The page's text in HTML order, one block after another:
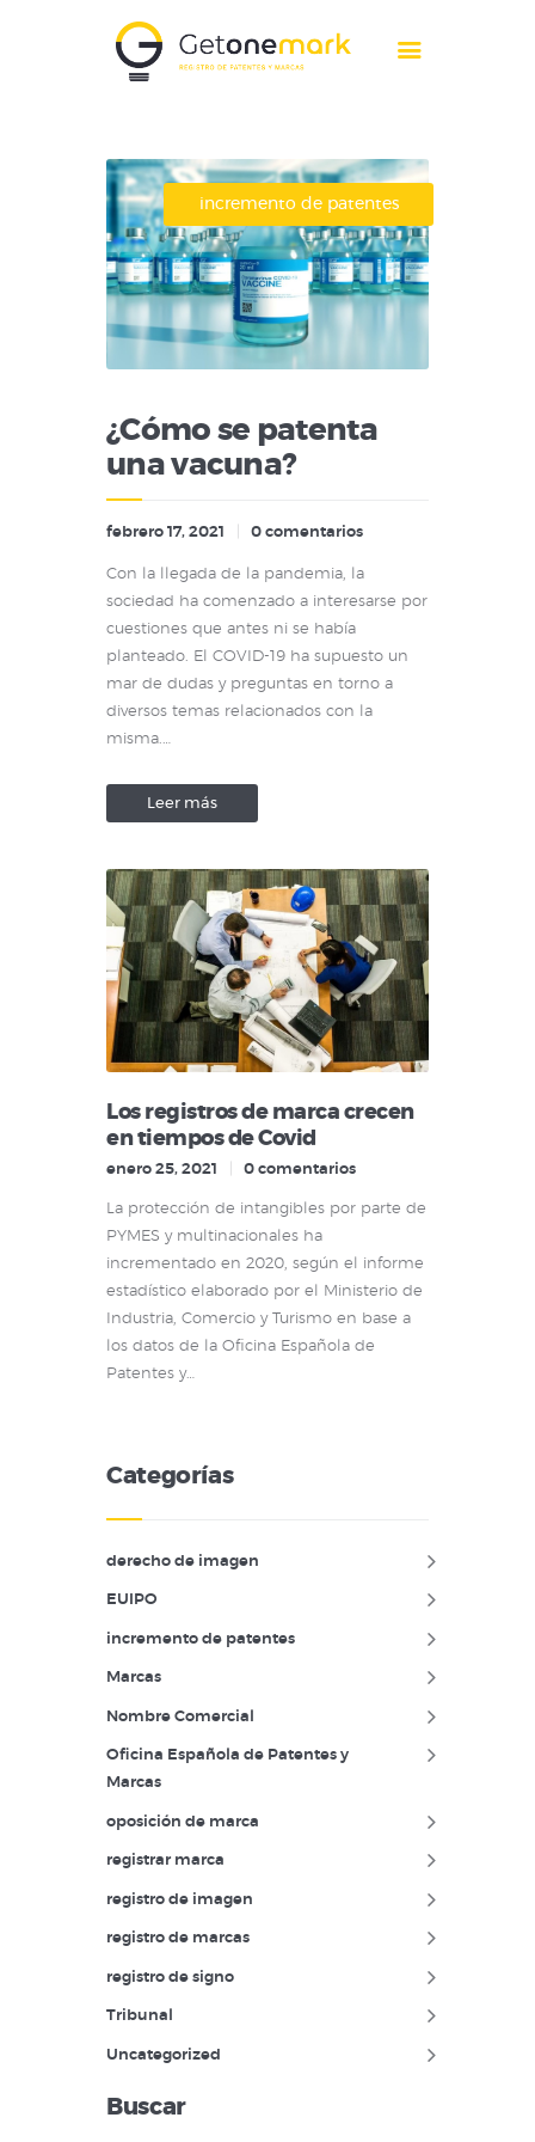
Nosotros
Servicios
¿Cómo registrar una
marca?
Blog
Contacto
incremento de patentes
¿Cómo se patenta
una vacuna?
febrero 17, 2021 0 comentarios
Con la llegada de la pandemia, la
sociedad ha comenzado a interesarse por
cuestiones que antes ni se había
planteado. El COVID-19 ha supuesto un
mar de dudas y preguntas en torno a
diversos temas relacionados con la
misma.…
Leer más
Los registros de marca crecen
en tiempos de Covid
enero 25, 2021 0 comentarios
La protección de intangibles por parte de
PYMES y multinacionales ha
incrementado en 2020, según el informe
estadístico elaborado por el Ministerio de
Industria, Comercio y Turismo en base a
los datos de la Oficina Española de
Patentes y…
Categorías
derecho de imagen
EUIPO
incremento de patentes
Marcas
Nombre Comercial
Oficina Española de Patentes y
Marcas
oposición de marca
registrar marca
registro de imagen
registro de marcas
registro de signo
Tribunal
Uncategorized
Buscar